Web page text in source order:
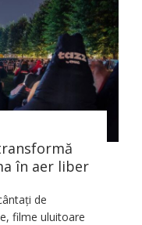
în aer liber
de
filme uluitoare